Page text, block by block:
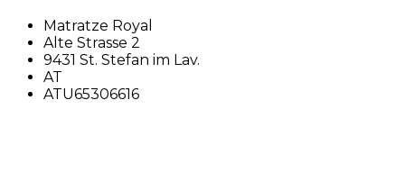
Matratze Royal
Alte Strasse 2
9431 St. Stefan im Lav.
AT
ATU65306616